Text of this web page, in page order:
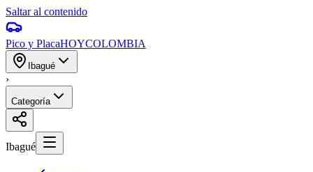
Saltar al contenido
Pico y PlacaHOYCOLOMBIA
Ibagué
›
Categoría
Ibagué